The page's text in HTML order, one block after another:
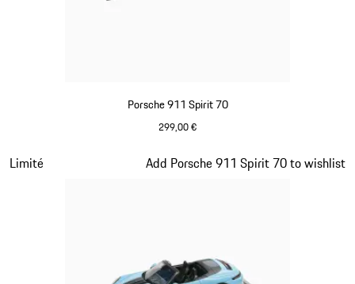
Porsche 911 Spirit 70
299,00 €
Limité Add Porsche 911 Spirit 70 to wishlist
Diapositive 15 sur 20